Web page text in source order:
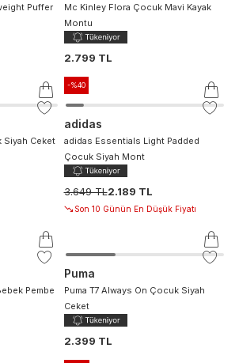
Puffer
Mc Kinley Flora Çocuk Mavi Kayak
Montu
2.799 TL
Ceket
-%40
adidas
adidas Essentials Light Padded
Çocuk Siyah Mont
3.649 TL2.189 TL
Son 10 Günün En Düşük Fiyatı
Pembe
Puma
Puma T7 Always On Çocuk Siyah
Ceket
2.399 TL